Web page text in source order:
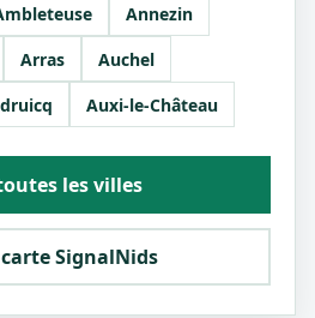
Annezin
Arras
Auchel
Auxi-le-Château
les villes
SignalNids